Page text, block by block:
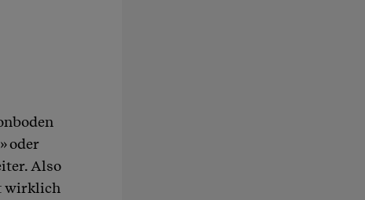
oder
Also
wirklich